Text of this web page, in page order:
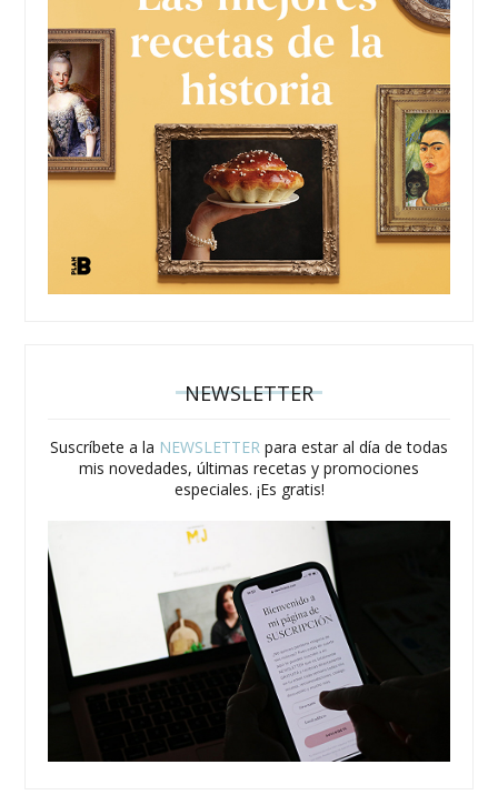
NEWSLETTER
Suscríbete a la NEWSLETTER para estar al día de todas
mis novedades, últimas recetas y promociones
especiales. ¡Es gratis!